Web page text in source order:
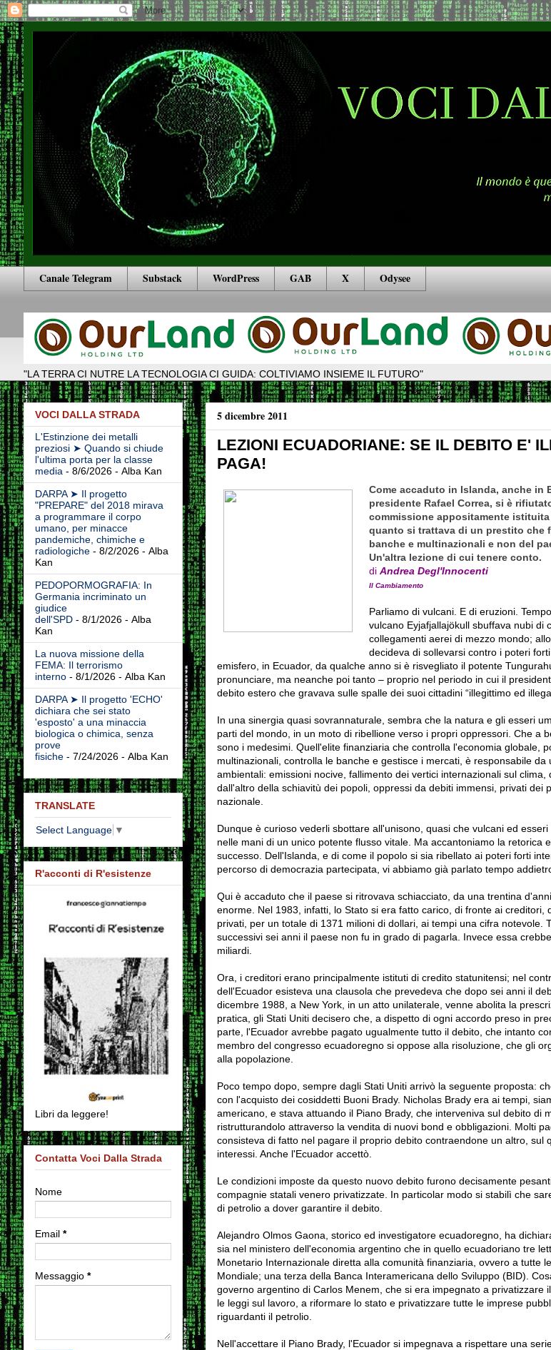
Canale Telegram Substack WordPress GAB X Odysee
"LA TERRA CI NUTRE LA TECNOLOGIA CI GUIDA: COLTIVIAMO INSIEME IL FUTURO"
5 dicembre 2011
LEZIONI ECUADORIANE: SE IL DEBITO E'
PAGA!
Come accaduto in Islanda, anche in
presidente Rafael Correa, si è
commissione appositamente
quanto si trattava di un prestito che
banche e multinazionali e non del
Un'altra lezione di cui tenere conto.
di Andrea Degl'Innocenti
Il Cambiamento
Parliamo di vulcani. E di eruzioni.
vulcano Eyjafjallajökull sbuffava nubi di
collegamenti aerei di mezzo mondo;
decideva di sollevarsi contro i poteri
emisfero, in Ecuador, da qualche anno si è risvegliato il potente
pronunciare, ma neanche poi tanto – proprio nel periodo in cui il
debito estero che gravava sulle spalle dei suoi cittadini “illegittimo ed
In una sinergia quasi sovrannaturale, sembra che la natura e gli esseri
parti del mondo, in un moto di ribellione verso i propri oppressori. Che a
sono i medesimi. Quell'elite finanziaria che controlla l'economia globale,
multinazionali, controlla le banche e gestisce i mercati, è responsabile da
ambientali: emissioni nocive, fallimento dei vertici internazionali sul
dall'altro della schiavitù dei popoli, oppressi da debiti immensi, privati dei
nazionale.
Dunque è curioso vederli sbottare all'unisono, quasi che vulcani ed
nelle mani di un unico potente flusso vitale. Ma accantoniamo la retorica
successo. Dell'Islanda, e di come il popolo si sia ribellato ai poteri forti
percorso di democrazia partecipata, vi abbiamo già parlato tempo
Qui è accaduto che il paese si ritrovava schiacciato, da una trentina
enorme. Nel 1983, infatti, lo Stato si era fatto carico, di fronte ai creditori,
privati, per un totale di 1371 milioni di dollari, ai tempi una cifra notevole.
successivi sei anni il paese non fu in grado di pagarla. Invece essa
miliardi.
Ora, i creditori erano principalmente istituti di credito statunitensi; nel
dell'Ecuador esisteva una clausola che prevedeva che dopo sei anni il
dicembre 1988, a New York, in un atto unilaterale, venne abolita la
pratica, gli Stati Uniti decisero che, a dispetto di ogni accordo preso in
parte, l'Ecuador avrebbe pagato ugualmente tutto il debito, che intanto
membro del congresso ecuadoregno si oppose alla risoluzione, che gli
alla popolazione.
Poco tempo dopo, sempre dagli Stati Uniti arrivò la seguente proposta:
con l'acquisto dei cosiddetti Buoni Brady. Nicholas Brady era ai tempi,
americano, e stava attuando il Piano Brady, che interveniva sul debito di
ristrutturandolo attraverso la vendita di nuovi bond e obbligazioni. Molti
consisteva di fatto nel pagare il proprio debito contraendone un altro, sul
interessi. Anche l'Ecuador accettò.
Le condizioni imposte da questo nuovo debito furono decisamente
compagnie statali venero privatizzate. In particolar modo si stabilì che
di petrolio a dover garantire il debito.
Alejandro Olmos Gaona, storico ed investigatore ecuadoregno, ha
sia nel ministero dell'economia argentino che in quello ecuadoriano tre
Monetario Internazionale diretta alla comunità finanziaria, ovvero a tutte
Mondiale; una terza della Banca Interamericana dello Sviluppo (BID).
governo argentino di Carlos Menem, che si era impegnato a privatizzare
le leggi sul lavoro, a riformare lo stato e privatizzare tutte le imprese
riguardanti il petrolio.
Nell'accettare il Piano Brady, l'Ecuador si impegnava a rispettare una
VOCI DALLA STRADA
L'Estinzione dei metalli
preziosi ➤ Quando si chiude
l'ultima porta per la classe
media - 8/6/2026- Alba Kan
DARPA ➤ Il progetto
"PREPARE" del 2018 mirava
a programmare il corpo
umano, per minacce
pandemiche, chimiche e
radiologiche- 8/2/2026- Alba
Kan
PEDOPORMOGRAFIA: In
Germania incriminato un
giudice
dell'SPD- 8/1/2026- Alba
Kan
La nuova missione della
FEMA: Il terrorismo
interno- 8/1/2026- Alba Kan
DARPA ➤ Il progetto 'ECHO'
dichiara che sei stato
'esposto' a una minaccia
biologica o chimica, senza
prove
fisiche- 7/24/2026- Alba Kan
TRANSLATE
Select Language ▼
R'acconti di R'esistenze
Libri da leggere!
Contatta Voci Dalla Strada
Nome
Email *
Messaggio *